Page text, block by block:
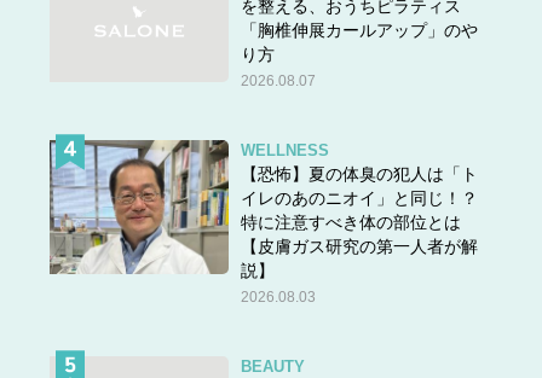
を整える、おうちピラティス
「胸椎伸展カールアップ」のや
り方
2026.08.07
WELLNESS
【恐怖】夏の体臭の犯人は「ト
イレのあのニオイ」と同じ！？
特に注意すべき体の部位とは
【皮膚ガス研究の第一人者が解
説】
2026.08.03
BEAUTY